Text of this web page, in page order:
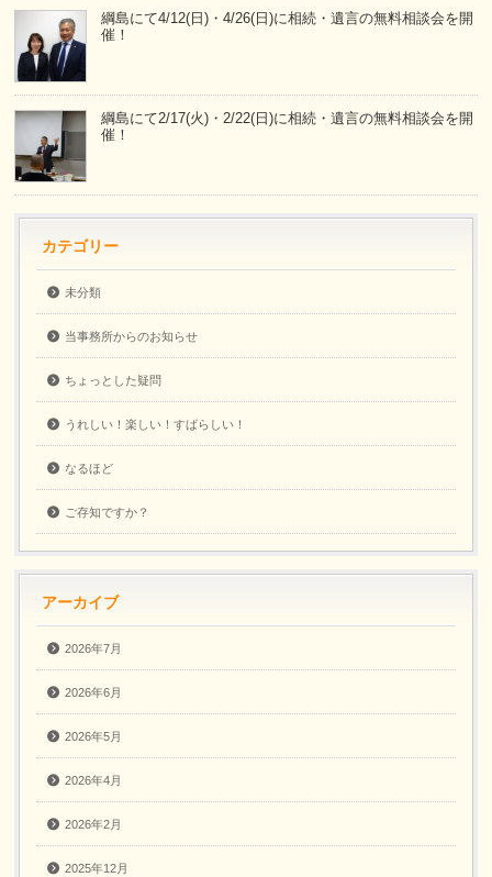
綱島にて4/12(日)・4/26(日)に相続・遺言の無料相談会を開
催！
綱島にて2/17(火)・2/22(日)に相続・遺言の無料相談会を開
催！
カテゴリー
未分類
当事務所からのお知らせ
ちょっとした疑問
うれしい！楽しい！すばらしい！
なるほど
ご存知ですか？
アーカイブ
2026年7月
2026年6月
2026年5月
2026年4月
2026年2月
2025年12月